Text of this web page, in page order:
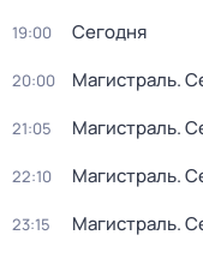
19:00 Сегодня
20:00 Магистраль.
21:05 Магистраль.
22:10 Магистраль.
23:15 Магистраль.